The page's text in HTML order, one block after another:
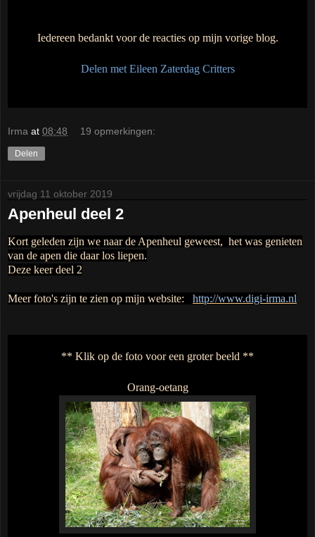
Iedereen bedankt voor de reacties op mijn vorige blog.
Delen met Eileen Zaterdag Critters
Irma at 08:48 19 opmerkingen:
Delen
vrijdag 11 oktober 2019
Apenheul deel 2
Kort geleden zijn we naar de Apenheul geweest, het was genieten
van de apen die daar los liepen.
Deze keer deel 2
Meer foto's zijn te zien op mijn website: http://www.digi-irma.nl
** Klik op de foto voor een groter beeld **
Orang-oetang